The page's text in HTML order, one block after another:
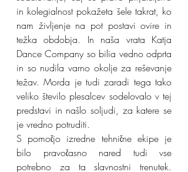
in kolegialnost pokažeta šele takrat, ko
nam življenje na pot postavi ovire in
težka obdobja. In naša vrata Katja
Dance Company so bilia vedno odprta
in so nudila varno okolje za reševanje
težav. Morda je tudi zaradi tega tako
veliko število plesalcev sodelovalo v tej
predstavi in našlo soljudi, za katere se
je vredno potruditi.
S pomočjo izredne tehnične ekipe je
bilo pravočasno nared tudi vse
potrebno za ta slavnostni trenutek.